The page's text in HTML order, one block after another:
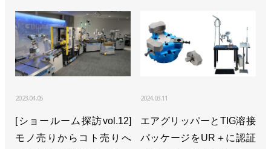
2023.04.05
[ショールーム探訪vol.12]
モノ売りからコト売りへ
2024.03.11
エアグリッパーとTIG溶接
パッケージをUR＋に認証